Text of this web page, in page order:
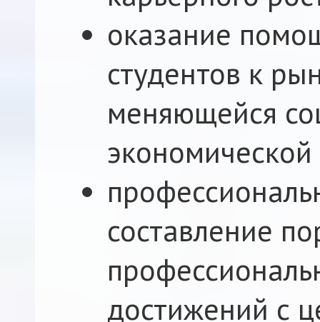
оказание
студентов к
меняющейся
составление
достижений с